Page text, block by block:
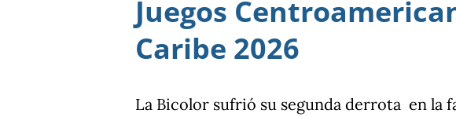
Juegos
Caribe 2026
La Bicolor sufrió su segunda derrota en la